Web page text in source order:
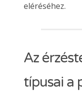
eléréséhez.
Az
típusai a